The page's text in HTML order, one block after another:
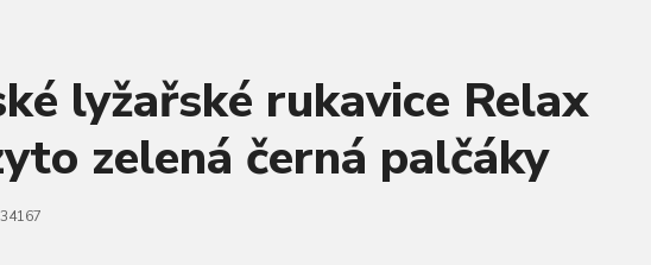
lyžařské rukavice Relax
zelená černá palčáky